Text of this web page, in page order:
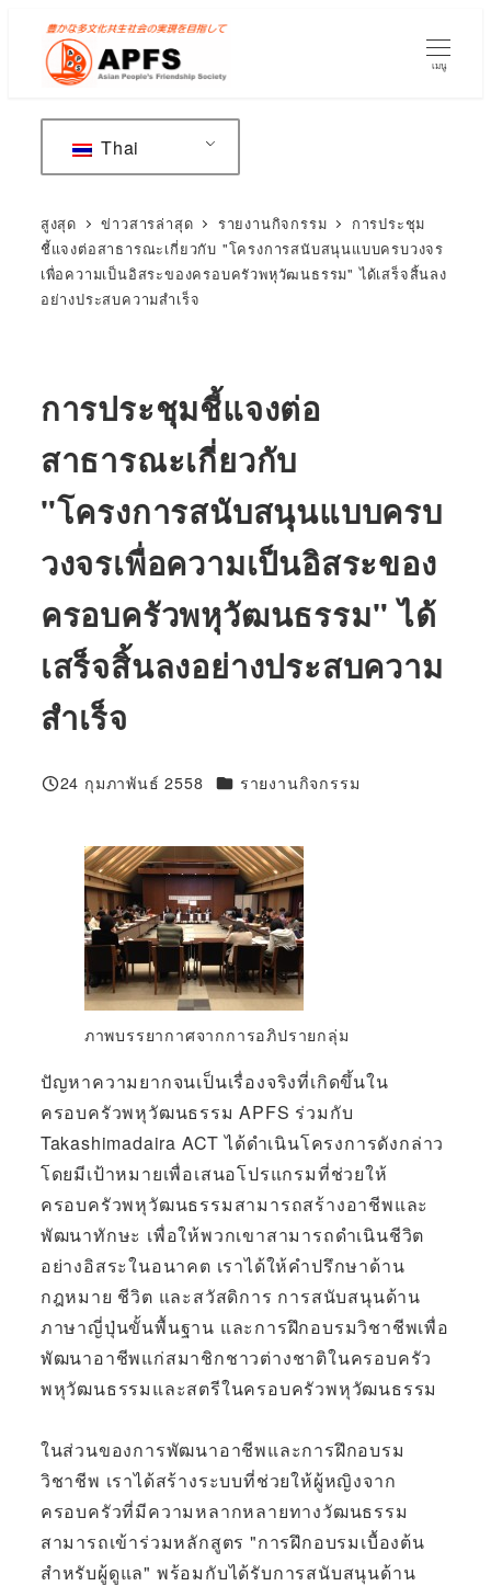
เนื้อหา
เมนู
Thai
สูงสุด ข่าวสารล่าสุด รายงานกิจกรรม
การประชุม
ชี้แจงต่อสาธารณะเกี่ยวกับ "โครงการสนับสนุนแบบครบวงจร
เพื่อความเป็นอิสระของครอบครัวพหุวัฒนธรรม" ได้เสร็จสิ้นลง
อย่างประสบความสำเร็จ
การประชุมชี้แจงต่อ
สาธารณะเกี่ยวกับ
"โครงการสนับสนุนแบบครบ
วงจรเพื่อความเป็นอิสระของ
ครอบครัวพหุวัฒนธรรม" ได้
เสร็จสิ้นลงอย่างประสบความ
สำเร็จ
ที่ตีพิมพ์
24 กุมภาพันธ์ 2558 100%รายงานกิจกรรม
ภาพบรรยากาศจากการอภิปรายกลุ่ม
ปัญหาความยากจนเป็นเรื่องจริงที่เกิดขึ้นใน
ครอบครัวพหุวัฒนธรรม APFS ร่วมกับ
Takashimadaira ACT ได้ดำเนินโครงการดังกล่าว
โดยมีเป้าหมายเพื่อเสนอโปรแกรมที่ช่วยให้
ครอบครัวพหุวัฒนธรรมสามารถสร้างอาชีพและ
พัฒนาทักษะ เพื่อให้พวกเขาสามารถดำเนินชีวิต
อย่างอิสระในอนาคต เราได้ให้คำปรึกษาด้าน
กฎหมาย ชีวิต และสวัสดิการ การสนับสนุนด้าน
ภาษาญี่ปุ่นขั้นพื้นฐาน และการฝึกอบรมวิชาชีพเพื่อ
พัฒนาอาชีพแก่สมาชิกชาวต่างชาติในครอบครัว
พหุวัฒนธรรมและสตรีในครอบครัวพหุวัฒนธรรม
ในส่วนของการพัฒนาอาชีพและการฝึกอบรม
วิชาชีพ เราได้สร้างระบบที่ช่วยให้ผู้หญิงจาก
ครอบครัวที่มีความหลากหลายทางวัฒนธรรม
สามารถเข้าร่วมหลักสูตร "การฝึกอบรมเบื้องต้น
สำหรับผู้ดูแล" พร้อมกับได้รับการสนับสนุนด้าน